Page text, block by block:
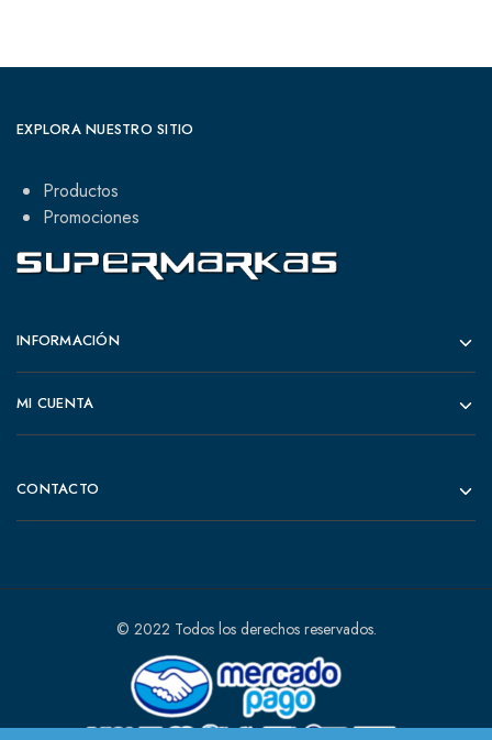
EXPLORA NUESTRO SITIO
Productos
Promociones
INFORMACIÓN
MI CUENTA
CONTACTO
© 2022 Todos los derechos reservados.